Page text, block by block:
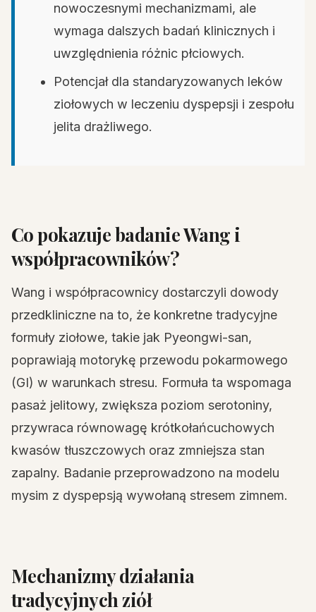
nowoczesnymi mechanizmami, ale
wymaga dalszych badań klinicznych i
uwzględnienia różnic płciowych.
Potencjał dla standaryzowanych leków
ziołowych w leczeniu dyspepsji i zespołu
jelita drażliwego.
Co pokazuje badanie Wang i
współpracowników?
Wang i współpracownicy dostarczyli dowody
przedkliniczne na to, że konkretne tradycyjne
formuły ziołowe, takie jak Pyeongwi-san,
poprawiają motorykę przewodu pokarmowego
(GI) w warunkach stresu. Formuła ta wspomaga
pasaż jelitowy, zwiększa poziom serotoniny,
przywraca równowagę krótkołańcuchowych
kwasów tłuszczowych oraz zmniejsza stan
zapalny. Badanie przeprowadzono na modelu
mysim z dyspepsją wywołaną stresem zimnem.
Mechanizmy działania
tradycyjnych ziół